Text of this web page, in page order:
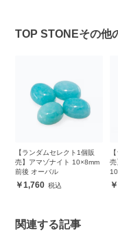
TOP STONEその他
【ランダムセレクト1個販
売】アマゾナイト 10×8mm
前後 オーバル
1,760
売
関連する記事